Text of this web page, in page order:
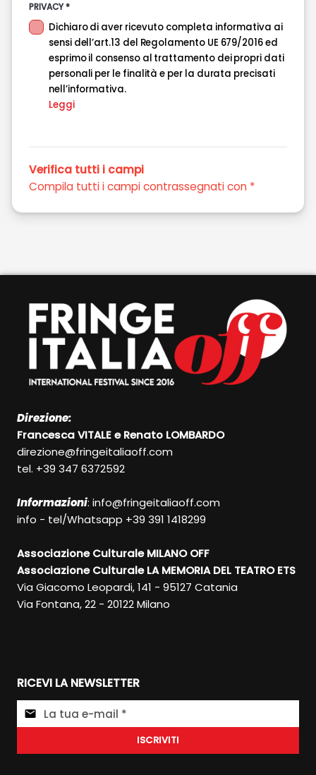
PRIVACY *
Dichiaro di aver ricevuto completa informativa ai
sensi dell’art.13 del Regolamento UE 679/2016 ed
esprimo il consenso al trattamento dei propri dati
personali per le finalità e per la durata precisati
nell’informativa.
Leggi
Verifica tutti i campi
Compila tutti i campi contrassegnati con *
Direzione:
Francesca VITALE e Renato LOMBARDO
direzione@fringeitaliaoff.com
tel. +39 347 6372592
Informazioni: info@fringeitaliaoff.com
info - tel/Whatsapp +39 391 1418299
Associazione Culturale MILANO OFF
Associazione Culturale LA MEMORIA DEL TEATRO ETS
Via Giacomo Leopardi, 141 - 95127 Catania
Via Fontana, 22 - 20122 Milano
RICEVI LA NEWSLETTER
ISCRIVITI